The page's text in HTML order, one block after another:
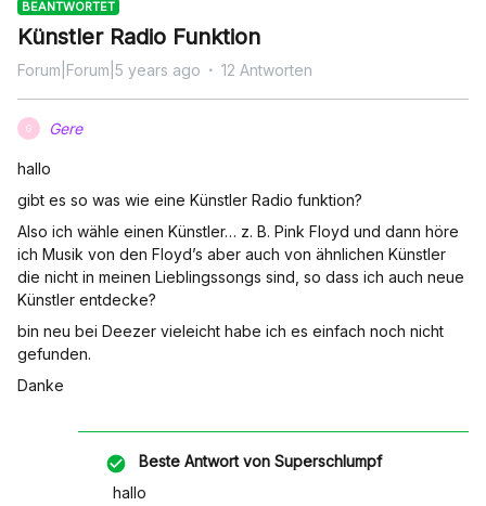
BEANTWORTET
Künstler Radio Funktion
Forum|Forum|5 years ago 12 Antworten
G Gere
hallo
gibt es so was wie eine Künstler Radio funktion?
Also ich wähle einen Künstler… z. B. Pink Floyd und dann höre
ich Musik von den Floyd’s aber auch von ähnlichen Künstler
die nicht in meinen Lieblingssongs sind, so dass ich auch neue
Künstler entdecke?
bin neu bei Deezer vieleicht habe ich es einfach noch nicht
gefunden.
Danke
Beste Antwort von Superschlumpf
hallo